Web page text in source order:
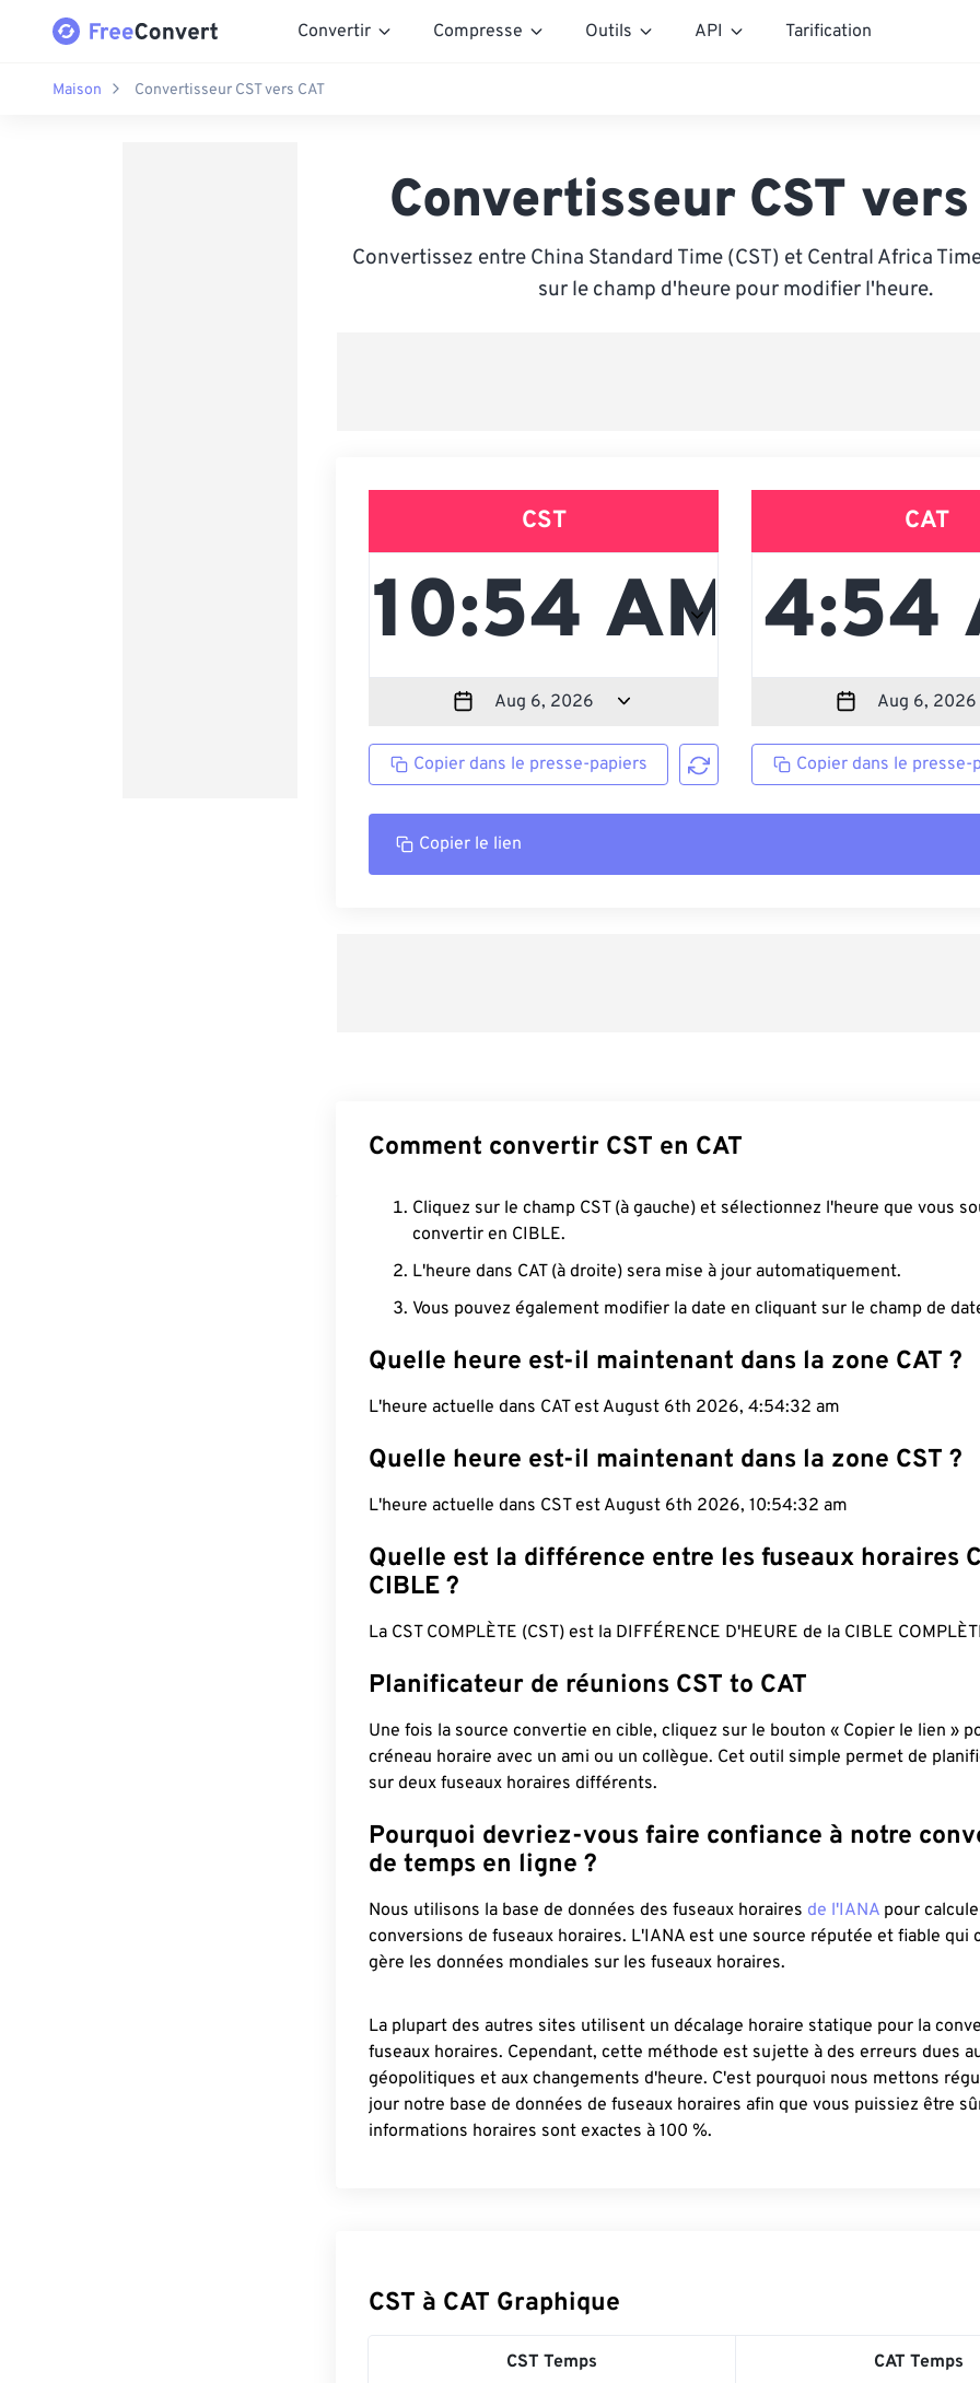
Convertir Compresse Outils API Tarification
Maison Convertisseur CST vers CAT
Convertisseur CST vers
Convertissez entre China Standard Time (CST) et Central Africa
sur le champ d'heure pour modifier l'heure.
CST
Copier dans le presse-papiers
CAT
Copier dans le presse-
Copier le lien
Comment convertir CST en CAT
Cliquez sur le champ CST (à gauche) et sélectionnez l'heure que vous
convertir en CIBLE.
L'heure dans CAT (à droite) sera mise à jour automatiquement.
Vous pouvez également modifier la date en cliquant sur le champ de
Quelle heure est-il maintenant dans la zone CAT ?
L'heure actuelle dans CAT est August 6th 2026, 4:54:33 am
Quelle heure est-il maintenant dans la zone CST ?
L'heure actuelle dans CST est August 6th 2026, 10:54:33 am
Quelle est la différence entre les fuseaux horaires
CIBLE ?
La CST COMPLÈTE (CST) est la DIFFÉRENCE D'HEURE de la CIBLE
Planificateur de réunions CST to CAT
Une fois la source convertie en cible, cliquez sur le bouton « Copier le lien »
créneau horaire avec un ami ou un collègue. Cet outil simple permet de
sur deux fuseaux horaires différents.
Pourquoi devriez-vous faire confiance à notre
de temps en ligne ?
Nous utilisons la base de données des fuseaux horaires de l'IANA pour
conversions de fuseaux horaires. L'IANA est une source réputée et fiable qui
gère les données mondiales sur les fuseaux horaires.
La plupart des autres sites utilisent un décalage horaire statique pour la
fuseaux horaires. Cependant, cette méthode est sujette à des erreurs dues
géopolitiques et aux changements d'heure. C'est pourquoi nous mettons
jour notre base de données de fuseaux horaires afin que vous puissiez être
informations horaires sont exactes à 100 %.
CST à CAT Graphique
CST Temps CAT Temps